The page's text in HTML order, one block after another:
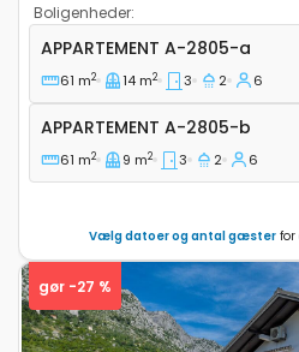
Boligenheder:
Treværelses lejlighed
APPARTEMENT A-2805-a
61 m2 14 m2 3 2 6
Appartement A-2805-b
APPARTEMENT A-2805-b
61 m2 9 m2 3 2 6
Vælg datoer og antal gæster
gør -27 %